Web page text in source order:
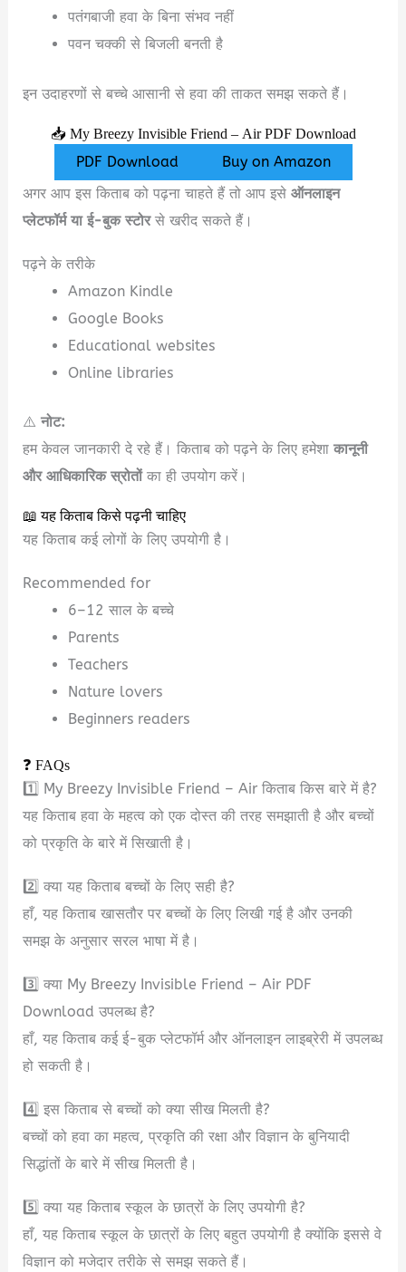
पतंगबाजी हवा के बिना संभव नहीं
पवन चक्की से बिजली बनती है
इन उदाहरणों से बच्चे आसानी से हवा की ताकत समझ सकते हैं।
📥 My Breezy Invisible Friend – Air PDF Download
PDF Download
Buy on Amazon
अगर आप इस किताब को पढ़ना चाहते हैं तो आप इसेऑनलाइन
प्लेटफॉर्म या ई-बुक स्टोरसे खरीद सकते हैं।
पढ़ने के तरीके
Amazon Kindle
Google Books
Educational websites
Online libraries
⚠️नोट:
हम केवल जानकारी दे रहे हैं। किताब को पढ़ने के लिए हमेशाकानूनी
और आधिकारिक स्रोतोंका ही उपयोग करें।
📖 यह किताब किसे पढ़नी चाहिए
यह किताब कई लोगों के लिए उपयोगी है।
Recommended for
6–12 साल के बच्चे
Parents
Teachers
Nature lovers
Beginners readers
❓ FAQs
1️⃣ My Breezy Invisible Friend – Air किताब किस बारे में है?
यह किताब हवा के महत्व को एक दोस्त की तरह समझाती है और बच्चों
को प्रकृति के बारे में सिखाती है।
2️⃣ क्या यह किताब बच्चों के लिए सही है?
हाँ, यह किताब खासतौर पर बच्चों के लिए लिखी गई है और उनकी
समझ के अनुसार सरल भाषा में है।
3️⃣ क्या My Breezy Invisible Friend – Air PDF
Download उपलब्ध है?
हाँ, यह किताब कई ई-बुक प्लेटफॉर्म और ऑनलाइन लाइब्रेरी में उपलब्ध
हो सकती है।
4️⃣ इस किताब से बच्चों को क्या सीख मिलती है?
बच्चों को हवा का महत्व, प्रकृति की रक्षा और विज्ञान के बुनियादी
सिद्धांतों के बारे में सीख मिलती है।
5️⃣ क्या यह किताब स्कूल के छात्रों के लिए उपयोगी है?
हाँ, यह किताब स्कूल के छात्रों के लिए बहुत उपयोगी है क्योंकि इससे वे
विज्ञान को मजेदार तरीके से समझ सकते हैं।